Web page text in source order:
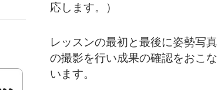
応します。）
レッスンの最初と最後に姿勢写真
の撮影を行い成果の確認をおこな
います。